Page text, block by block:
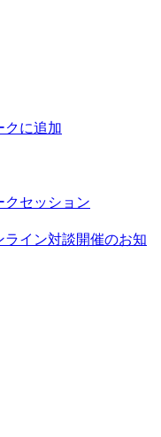
クセッション
ライン対談開催のお知